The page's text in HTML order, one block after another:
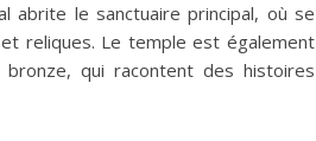
abrite le sanctuaire principal, où se
reliques. Le temple est également
qui racontent des histoires